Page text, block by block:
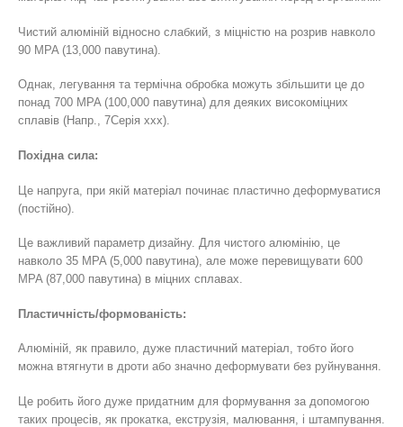
Чистий алюміній відносно слабкий, з міцністю на розрив навколо
90 MPA (13,000 павутина).
Однак, легування та термічна обробка можуть збільшити це до
понад 700 MPA (100,000 павутина) для деяких високоміцних
сплавів (Напр., 7Серія xxx).
Похідна сила:
Це напруга, при якій матеріал починає пластично деформуватися
(постійно).
Це важливий параметр дизайну. Для чистого алюмінію, це
навколо 35 MPA (5,000 павутина), але може перевищувати 600
MPA (87,000 павутина) в міцних сплавах.
Пластичність/формованість:
Алюміній, як правило, дуже пластичний матеріал, тобто його
можна втягнути в дроти або значно деформувати без руйнування.
Це робить його дуже придатним для формування за допомогою
таких процесів, як прокатка, екструзія, малювання, і штампування.